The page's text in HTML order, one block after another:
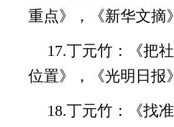
重点》，《新华文摘
17.丁元竹：《把
位置》，《光明日报
18.丁元竹：《找